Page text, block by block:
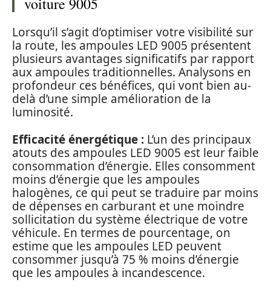
Lorsqu’il s’agit d’optimiser votre visibilité sur
la route, les ampoules LED 9005 présentent
plusieurs avantages significatifs par rapport
aux ampoules traditionnelles. Analysons en
profondeur ces bénéfices, qui vont bien au-
delà d’une simple amélioration de la
luminosité.
Efficacité énergétique : L’un des principaux
atouts des ampoules LED 9005 est leur faible
consommation d’énergie. Elles consomment
moins d’énergie que les ampoules
halogènes, ce qui peut se traduire par moins
de dépenses en carburant et une moindre
sollicitation du système électrique de votre
véhicule. En termes de pourcentage, on
estime que les ampoules LED peuvent
consommer jusqu’à 75 % moins d’énergie
que les ampoules à incandescence.